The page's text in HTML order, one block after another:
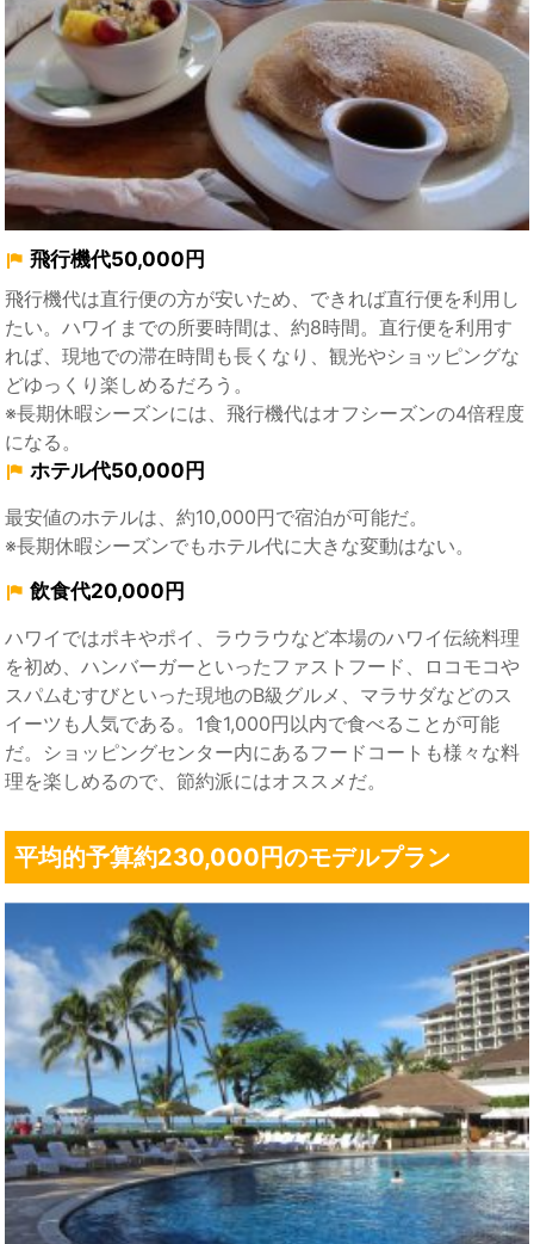
飛行機代50,000円
飛行機代は直行便の方が安いため、できれば直行便を利用し
たい。ハワイまでの所要時間は、約8時間。直行便を利用す
れば、現地での滞在時間も長くなり、観光やショッピングな
どゆっくり楽しめるだろう。
※長期休暇シーズンには、飛行機代はオフシーズンの4倍程度
になる。
ホテル代50,000円
最安値のホテルは、約10,000円で宿泊が可能だ。
※長期休暇シーズンでもホテル代に大きな変動はない。
飲食代20,000円
ハワイではポキやポイ、ラウラウなど本場のハワイ伝統料理
を初め、ハンバーガーといったファストフード、ロコモコや
スパムむすびといった現地のB級グルメ、マラサダなどのス
イーツも人気である。1食1,000円以内で食べることが可能
だ。ショッピングセンター内にあるフードコートも様々な料
理を楽しめるので、節約派にはオススメだ。
平均的予算約230,000円のモデルプラン